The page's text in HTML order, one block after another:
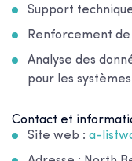
Support
Renforcement
Analyse des
pour les systèmes
Contact et
Site web : a-